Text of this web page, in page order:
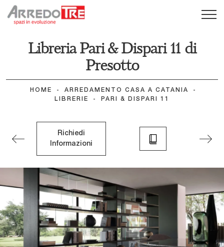
Libreria Pari & Dispari 11 di
Presotto
HOME - ARREDAMENTO CASA A CATANIA
-
LIBRERIE
- PARI & DISPARI 11
Richiedi
Informazioni